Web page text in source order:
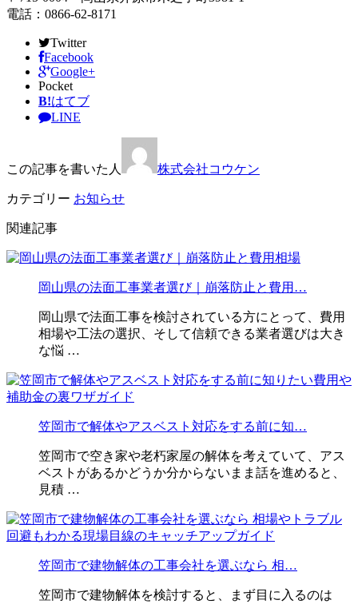
電話：0866-62-8171
Twitter
Facebook
Google+
Pocket
B!はてブ
LINE
この記事を書いた人 株式会社コウケン
カテゴリー お知らせ
関連記事
岡山県の法面工事業者選び｜崩落防止と費用…
岡山県で法面工事を検討されている方にとって、費用
相場や工法の選択、そして信頼できる業者選びは大き
な悩 …
笠岡市で解体やアスベスト対応をする前に知…
笠岡市で空き家や老朽家屋の解体を考えていて、アス
ベストがあるかどうか分からないまま話を進めると、
見積 …
笠岡市で建物解体の工事会社を選ぶなら 相…
笠岡市で建物解体を検討すると、まず目に入るのは